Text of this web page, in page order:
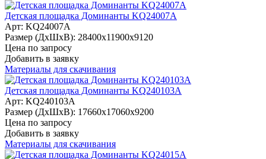
Детская площадка Доминанты KQ24007A
Арт: KQ24007A
Размер (ДхШхВ): 28400х11900х9120
Цена по запросу
Добавить в заявку
Материалы для скачивания
Детская площадка Доминанты KQ240103A
Арт: KQ240103A
Размер (ДхШхВ): 17660х17060х9200
Цена по запросу
Добавить в заявку
Материалы для скачивания